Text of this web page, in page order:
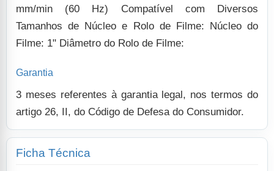
mm/min (60 Hz) Compatível com Diversos
Tamanhos de Núcleo e Rolo de Filme: Núcleo do
Filme: 1" Diâmetro do Rolo de Filme:
Garantia
3 meses referentes à garantia legal, nos termos do
artigo 26, II, do Código de Defesa do Consumidor.
Ficha Técnica